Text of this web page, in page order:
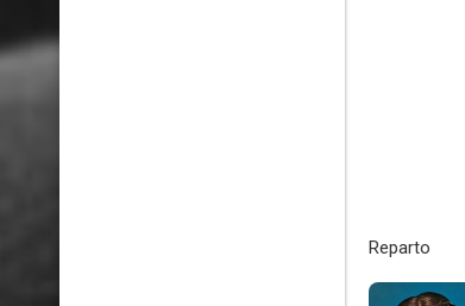
Reparto